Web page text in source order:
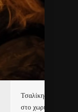
Τσαλίκης,
στο χωριό του Άι